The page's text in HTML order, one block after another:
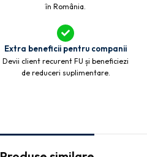
în România.
Extra beneficii pentru companii
Devii client recurent FU și beneficiezi
de reduceri suplimentare.